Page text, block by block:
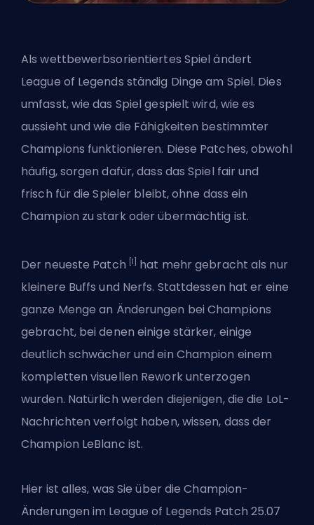
Als wettbewerbsorientiertes Spiel ändert
League of Legends ständig Dinge am Spiel. Dies
umfasst, wie das Spiel gespielt wird, wie es
aussieht und wie die Fähigkeiten bestimmter
Champions funktionieren. Diese Patches, obwohl
häufig, sorgen dafür, dass das Spiel fair und
frisch für die Spieler bleibt, ohne dass ein
Champion zu stark oder übermächtig ist.
Der neueste Patch [1]
hat mehr gebracht als nur
kleinere Buffs und Nerfs. Stattdessen hat er eine
ganze Menge an Änderungen bei Champions
gebracht, bei denen einige stärker, einige
deutlich schwächer und ein Champion einem
kompletten visuellen Rework unterzogen
wurden. Natürlich werden diejenigen, die die LoL-
Nachrichten verfolgt haben, wissen, dassder
Champion LeBlanc ist.
Hier ist alles, was Sie über die Champion-
Änderungen im League of Legends Patch 25.07